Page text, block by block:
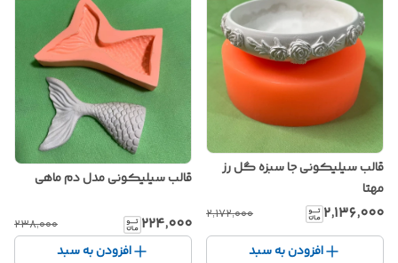
قالب سیلیکونی جا سبزه گل رز
مهتا
۲٬۱۳۶٬۰۰۰ ۲٬۱۷۲٬۰۰۰
افزودن به سبد
قالب سیلیکونی مدل دم ماهی
۲۲۴٬۰۰۰ ۲۳۸٬۰۰۰
افزودن به سبد